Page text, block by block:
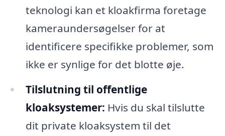
teknologi kan et kloakfirma foretage
kameraundersøgelser for at
identificere specifikke problemer, som
ikke er synlige for det blotte øje.
Tilslutning til offentlige
kloaksystemer: Hvis du skal tilslutte
dit private kloaksystem til det